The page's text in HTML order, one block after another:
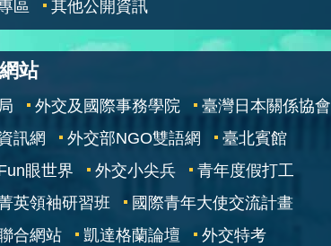
區
其他公開資訊
站
外交及國際事務學院
臺灣日本關係協會
訊網
外交部NGO雙語網
臺北賓館
眼世界
外交小尖兵
青年度假打工
英領袖研習班
國際青年大使交流計畫
合網站
凱達格蘭論壇
外交特考